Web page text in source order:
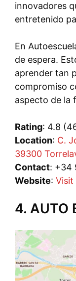
innovadores
entretenido
En
de espera.
aprender tan
compromiso
aspecto de la
Rating: 4.8
Location: C.
39300
Contact: +34
Website: Visit
4. AUTO